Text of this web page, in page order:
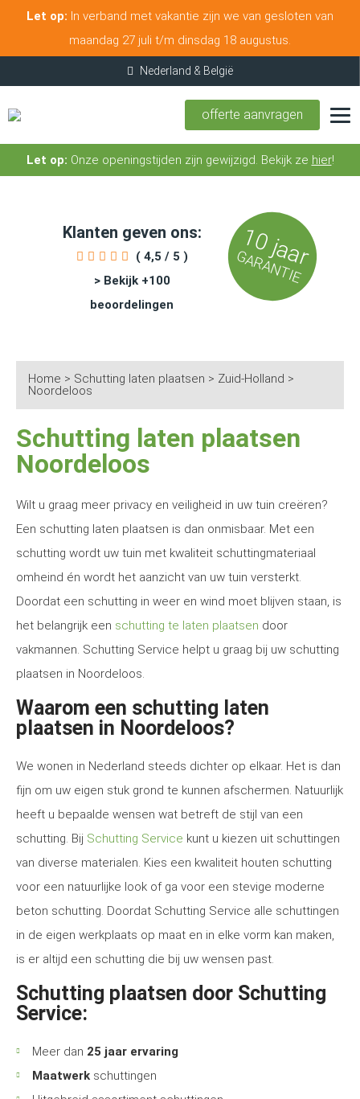
Let op: In verband met vakantie zijn we van gesloten van
maandag 27 juli t/m dinsdag 18 augustus.
offerte aanvragen
Let op: Onze openingstijden zijn gewijzigd. Bekijk ze hier!
Klanten geven ons:
( 4,5 / 5 )
> Bekijk +100
beoordelingen
10 jaar
GARANTIE
Home > Schutting laten plaatsen > Zuid-Holland >
Noordeloos
Schutting laten plaatsen
Noordeloos
Wilt u graag meer privacy en veiligheid in uw tuin creëren?
Een schutting laten plaatsen is dan onmisbaar. Met een
schutting wordt uw tuin met kwaliteit schuttingmateriaal
omheind én wordt het aanzicht van uw tuin versterkt.
Doordat een schutting in weer en wind moet blijven staan, is
het belangrijk een schutting te laten plaatsen door
vakmannen. Schutting Service helpt u graag bij uw schutting
plaatsen in Noordeloos.
Waarom een schutting laten
plaatsen in Noordeloos?
We wonen in Nederland steeds dichter op elkaar. Het is dan
fijn om uw eigen stuk grond te kunnen afschermen. Natuurlijk
heeft u bepaalde wensen wat betreft de stijl van een
schutting. Bij Schutting Service kunt u kiezen uit schuttingen
van diverse materialen. Kies een kwaliteit houten schutting
voor een natuurlijke look of ga voor een stevige moderne
beton schutting. Doordat Schutting Service alle schuttingen
in de eigen werkplaats op maat en in elke vorm kan maken,
is er altijd een schutting die bij uw wensen past.
Schutting plaatsen door Schutting
Service:
Meer dan 25 jaar ervaring
Maatwerk schuttingen